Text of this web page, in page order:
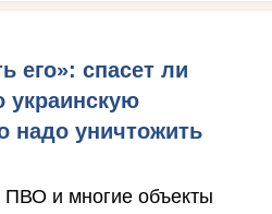
его»: спасет ли
украинскую
надо уничтожить
ПВО и многие объекты